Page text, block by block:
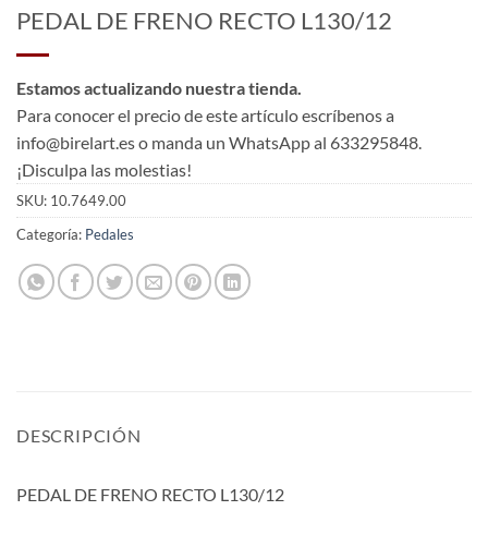
PEDAL DE FRENO RECTO L130/12
Estamos actualizando nuestra tienda.
Para conocer el precio de este artículo escríbenos a
info@birelart.es o manda un WhatsApp al 633295848.
¡Disculpa las molestias!
SKU: 10.7649.00
Categoría: Pedales
DESCRIPCIÓN
PEDAL DE FRENO RECTO L130/12